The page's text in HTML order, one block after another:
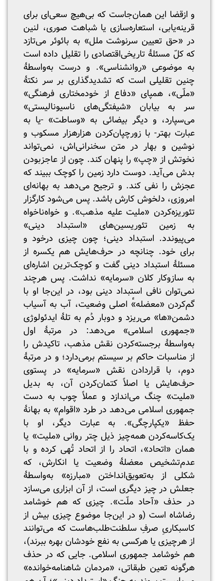
و ازقضا این همان‌جاست که بی‌هیچ سعی‌ای برای
قرینه‌یابی، استعاره‌سازی یا شباهت صوری، لنین
در «حق تعیین سرنوشت ملل» به بائوئر می‌تازد
که کلّ مسئلهٔ تاریخی‌اقتصادی را تقلیل داده‌ است
به موضوعی «روانشناسی». و درست به‌واسطهٔ
چنین تقلیلی است که تشدیدگذاری بر سر نکتهٔ
«ملّی»، همپای «دفاع از خودمختاری فرهنگی»
سر به بیابان «شیفتگی‌های ناسیونالیستی»
می‌‌سپارد، و دیگر بیضائی به «وساطت» -یا به
عبارت بهتر- با زورچپان‌کردن هزارهزار مسکوب و
نوشین و بهار در متن سخنرانی‌اش، نمی‌تواند
نخوتش از «چپ» را پنهان کند. چون از عاجزبودن
بدش می‌آید. دوست دارد زمین را کوچک ببیند که
عجزش را نفی کند. و ترجیح می‌دهد به بهانه‌ای
امروزی، دلخوش کارش باشد. پس می‌شود کارگزار
تئوریزه‌کردن «ملیت علیه مذهب». و خواه‌ناخواه
به زمین تئوریسین‌های «استبداد دینی»
می‌پیوندد. استبداد دینی؛ چون چیزی درخود و
برای خود. چنانچه در حرف‌هایش هم یکسره از
مسئلهٔ استبداد دینی گفت و کوچک‌ترین اشاره‌ای
به سازوکار کلان «سرمایه» نداشت. پس هرچند
نمی‌توان نافی استبداد دینی بود، در این‌جا او با
گم‌کردن «معضله»ٔ اصلی وضعیت، آب به آسیاب
دشمن«ها» می‌ریزد و دوبار دُم به تلهٔ ایدئولوژی
«جمهوری اسلامی» می‌دهد: در مرتبهٔ اول
به‌واسطهٔ برجسته‌کردن نقش مذهب، تاکیدش را
از مناسبات حاکم بر سیستم برمی‌دارد؛ و در مرتبهٔ
دوم، با قراردادن نقش «سرمایه» در پستوی
حرف‌هایش یا اصلاً کتمان‌کردن آن، به بدیل
«ملیت» چنگ می‌اندازد و عملاً چوب به دست
جمهوری اسلامی می‌دهد در طرد «اقوام» به بهانهٔ
حفظ «یکپارچگی». به عبارت دیگر، او با
یک‌کاسه‌کردن همه‌چیز ذیل چتر روانی «ملیت» یا
همان «اتحاد»، اتحاد را از اتحاد تُهی کرده و با
عدم‌تشخیص معضلهٔ وضعیت یا انکارش، که
شکلی از به‌تعویق‌انداختن «مبارزه» به‌واسطهٔ
جعلش در چیز دیگری است، از آن ابزاری می‌سازد
در حذف «آحاد ملّت». چیزی که هم خوشامد
رضاشاه است (و در این‌جا موضوع چیزی بیش از
کاسبکاریِ صرفِ سلطنت‌طلب‌هاست که می‌توانند
از هرچیزی یا هرکسی به نفع خودشان بهره ببرند)،
هم خوشامد جمهوری اسلامی. جایی که در حذف
هرگونه تعین طبقاتی، «مردمان شاهنامه‌خوانده»